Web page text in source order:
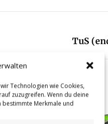
Technologien wie Cookies,
zuzugreifen. Wenn du deine
Merkmale und
TuS